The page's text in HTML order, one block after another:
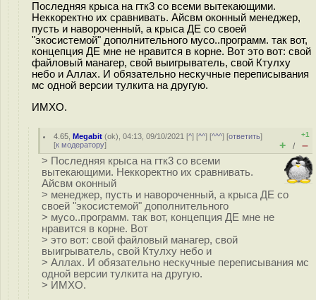
Последняя крыса на гтк3 со всеми вытекающими.
Неккоректно их сравнивать. Айсвм оконный менеджер,
пусть и навороченный, а крыса ДЕ со своей
"экосистемой" дополнительного мусо..программ. так вот,
концепция ДЕ мне не нравится в корне. Вот это вот: свой
файловый манагер, свой выигрыватель, свой Ктулху
небо и Аллах. И обязательно нескучные переписывания
мс одной версии тулкита на другую.
ИМХО.
4.65 ,Megabit (ok), 04:13, 09/10/2021 [^] [^^] [^^^] [ответить]
[к модератору]
+1
+ / –
> Последняя крыса на гтк3 со всеми
вытекающими. Неккоректно их сравнивать.
Айсвм оконный
> менеджер, пусть и навороченный, а крыса ДЕ со
своей "экосистемой" дополнительного
> мусо..программ. так вот, концепция ДЕ мне не
нравится в корне. Вот
> это вот: свой файловый манагер, свой
выигрыватель, свой Ктулху небо и
> Аллах. И обязательно нескучные переписывания мс
одной версии тулкита на другую.
> ИМХО.